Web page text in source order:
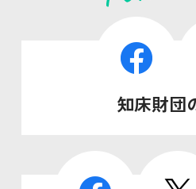
知床財団